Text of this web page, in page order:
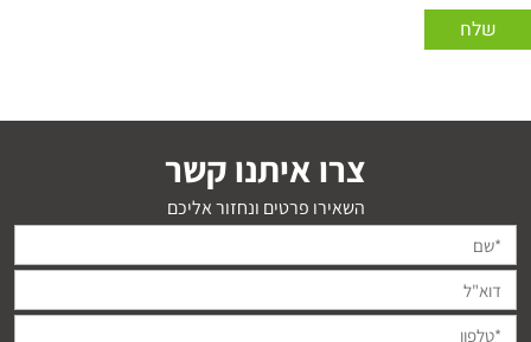
צרו איתנו קשר
השאירו פרטים ונחזור אליכם